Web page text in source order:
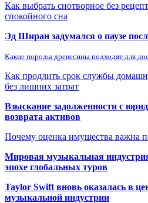
Как выбрать снотворное без
спокойного сна
Эд Ширан задумался о паузе
Какие породы древесины подходят для
Как продлить срок службы
без лишних затрат
Взыскание задолженности с
возврата активов
Почему оценка имущества важна
Мировая музыкальная
эпохе глобальных туров
Taylor Swift вновь оказалась в
музыкальной индустрии